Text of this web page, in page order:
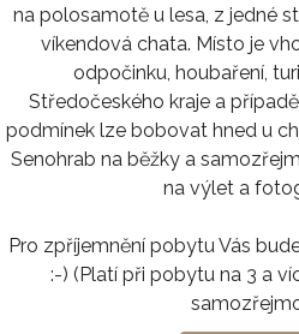
na polosamotě u lesa, z jedné
víkendová chata. Místo je
odpočinku, houbaření,
Středočeského kraje a
podmínek lze bobovat hned u
Senohrab na běžky a
na výlet a
Pro zpříjemnění pobytu Vás
:-) (Platí při pobytu na 3 a